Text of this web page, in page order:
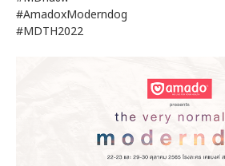
#AmadoxModerndog
#MDTH2022